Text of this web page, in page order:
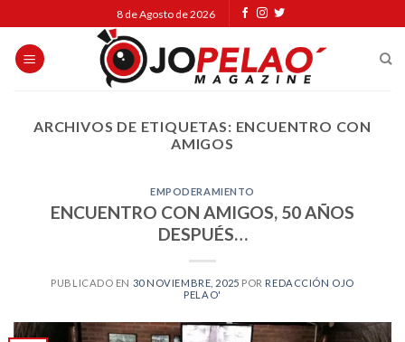
to
content
8 de Agosto de 2026
ARCHIVOS DE ETIQUETAS: ENCUENTRO CON
AMIGOS
EMPODERAMIENTO
ENCUENTRO CON AMIGOS, 50 AÑOS
DESPUÉS…
PUBLICADO EN 30 NOVIEMBRE, 2025 POR REDACCIÓN OJO
PELAO'